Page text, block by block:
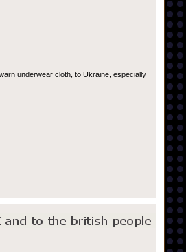
underwear cloth, to Ukraine, especially